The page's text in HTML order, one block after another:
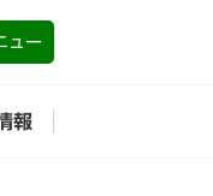
ュー
報